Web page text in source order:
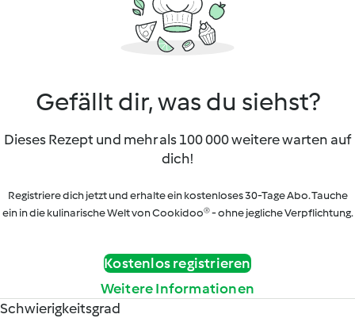
Gefällt dir, was du siehst?
Dieses Rezept und mehr als 100 000 weitere warten auf
dich!
Registriere dich jetzt und erhalte ein kostenloses 30-Tage Abo. Tauche
ein in die kulinarische Welt von Cookidoo® - ohne jegliche Verpflichtung.
Kostenlos registrieren
Weitere Informationen
Schwierigkeitsgrad